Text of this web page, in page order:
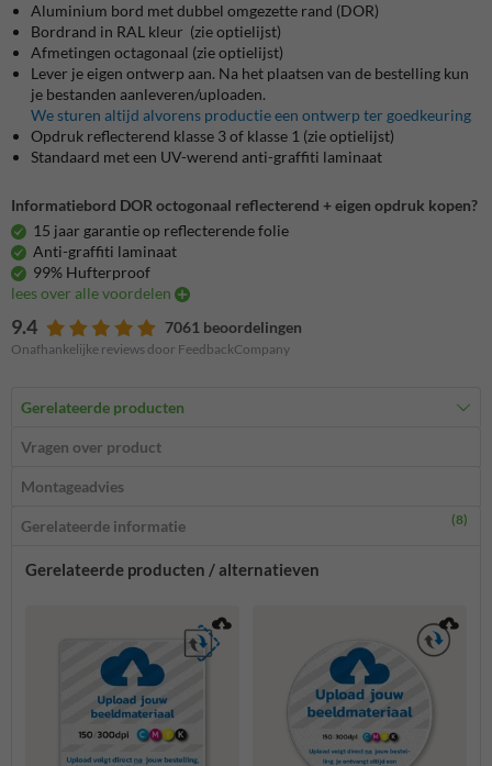
Aluminium bord met dubbel omgezette rand (DOR)
Bordrand in RAL kleur (zie optielijst)
Afmetingen octagonaal (zie optielijst)
Lever je eigen ontwerp aan. Na het plaatsen van de bestelling kun
je bestanden aanleveren/uploaden.
We sturen altijd alvorens productie een ontwerp ter goedkeuring
Opdruk reflecterend klasse 3 of klasse 1 (zie optielijst)
Standaard met een UV-werend anti-graffiti laminaat
Informatiebord DOR octogonaal reflecterend + eigen opdruk kopen?
15 jaar garantie op reflecterende folie
Anti-graffiti laminaat
99% Hufterproof
lees over alle voordelen
9.4 7061 beoordelingen
Onafhankelijke reviews door FeedbackCompany
Gerelateerde producten
Vragen over product
Montageadvies
Gerelateerde informatie (8)
Gerelateerde producten / alternatieven